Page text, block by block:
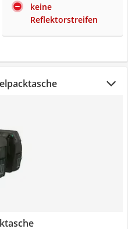
keine
Reflektorstreifen